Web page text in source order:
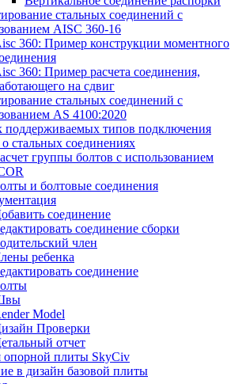
стальных соединений с
AISC 360-16
360: Пример конструкции моментного
360: Пример расчета соединения,
на сдвиг
стальных соединений с
AS 4100:2020
поддерживаемых типов подключения
стальных соединениях
группы болтов с использованием
и болтовые соединения
соединение
соединение сборки
член
ребенка
соединение
Model
Проверки
отчет
опорной плиты SkyCiv
в дизайн базовой плиты